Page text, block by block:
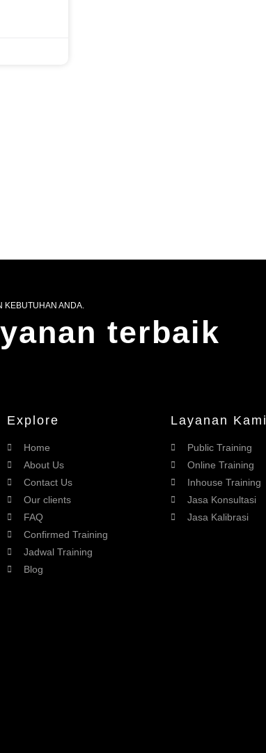
KEBUTUHAN ANDA.
terbaik
Explore
Home
About Us
Contact Us
Our clients
FAQ
Confirmed Training
Jadwal Training
Blog
Layanan Kami
Public Training
Online Training
Inhouse Training
Jasa Konsultasi
Jasa Kalibrasi